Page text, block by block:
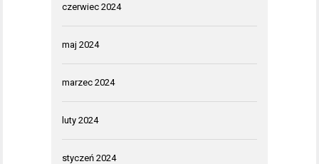
czerwiec 2024
maj 2024
marzec 2024
luty 2024
styczeń 2024